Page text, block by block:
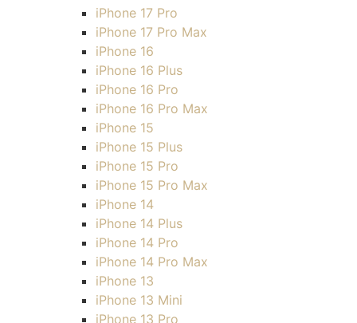
iPhone 17 Pro
iPhone 17 Pro Max
iPhone 16
iPhone 16 Plus
iPhone 16 Pro
iPhone 16 Pro Max
iPhone 15
iPhone 15 Plus
iPhone 15 Pro
iPhone 15 Pro Max
iPhone 14
iPhone 14 Plus
iPhone 14 Pro
iPhone 14 Pro Max
iPhone 13
iPhone 13 Mini
iPhone 13 Pro